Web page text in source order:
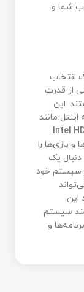
شما و
انتخاب
از قدرت
این
مانند
Intel
و بازی‌ها را
یک
سیستم خود
این
سیستم
و